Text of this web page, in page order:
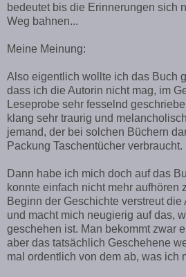
bedeutet bis die Erinnerungen sich
Weg bahnen...
Meine Meinung:
Also eigentlich wollte ich das Buch
dass ich die Autorin nicht mag, im
Leseprobe sehr fesselnd
klang sehr traurig und
jemand, der bei solchen Büchern
Packung Taschentücher verbraucht.
Dann habe ich mich doch auf das
konnte einfach nicht mehr aufhören
Beginn der Geschichte verstreut
und macht mich neugierig auf das,
geschehen ist. Man bekommt zwar
aber das tatsächlich Geschehene
mal ordentlich von dem ab, was ich